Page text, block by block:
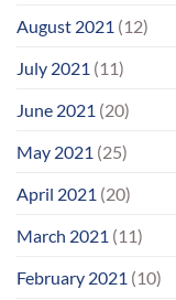
August 2021 (12)
July 2021 (11)
June 2021 (20)
May 2021 (25)
April 2021 (20)
March 2021 (11)
February 2021 (10)